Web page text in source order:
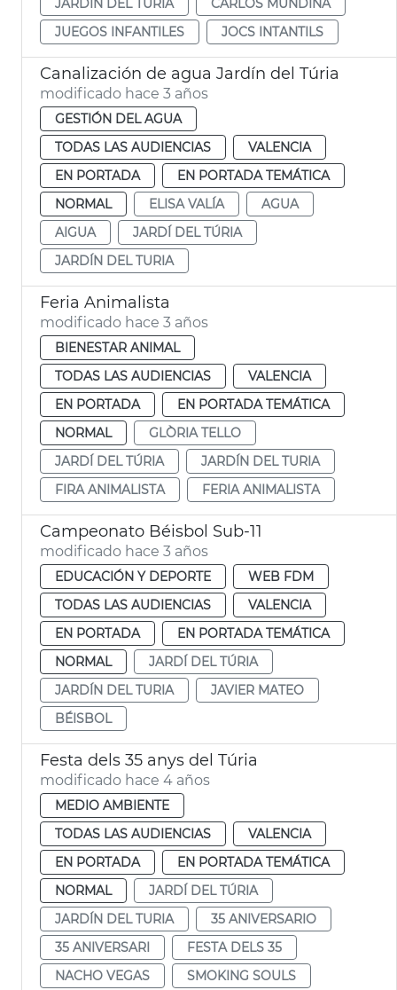
JUEGOS INFANTILES
JOCS INTANTILS
Canalización de agua Jardín del Túria
modificado hace 3 años
GESTIÓN DEL AGUA
TODAS LAS AUDIENCIAS
VALENCIA
EN PORTADA
EN PORTADA TEMÁTICA
NORMAL
ELISA VALÍA
AGUA
AIGUA
JARDÍ DEL TÚRIA
JARDÍN DEL TURIA
Feria Animalista
modificado hace 3 años
BIENESTAR ANIMAL
TODAS LAS AUDIENCIAS
VALENCIA
EN PORTADA
EN PORTADA TEMÁTICA
NORMAL
GLÒRIA TELLO
JARDÍ DEL TÚRIA
JARDÍN DEL TURIA
FIRA ANIMALISTA
FERIA ANIMALISTA
Campeonato Béisbol Sub-11
modificado hace 3 años
EDUCACIÓN Y DEPORTE
WEB FDM
TODAS LAS AUDIENCIAS
VALENCIA
EN PORTADA
EN PORTADA TEMÁTICA
NORMAL
JARDÍ DEL TÚRIA
JARDÍN DEL TURIA
JAVIER MATEO
BÉISBOL
Festa dels 35 anys del Túria
modificado hace 4 años
MEDIO AMBIENTE
TODAS LAS AUDIENCIAS
VALENCIA
EN PORTADA
EN PORTADA TEMÁTICA
NORMAL
JARDÍ DEL TÚRIA
JARDÍN DEL TURIA
35 ANIVERSARIO
35 ANIVERSARI
FESTA DELS 35
NACHO VEGAS
SMOKING SOULS